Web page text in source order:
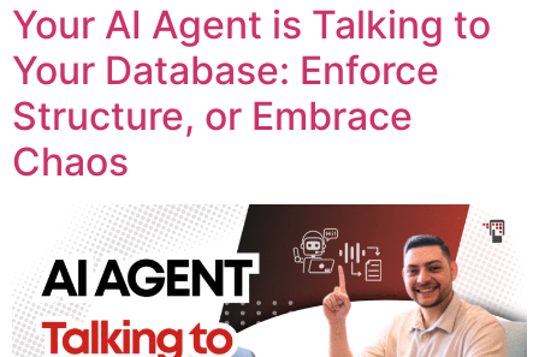
Your AI Agent is Talking to
Your Database: Enforce
Structure, or Embrace
Chaos